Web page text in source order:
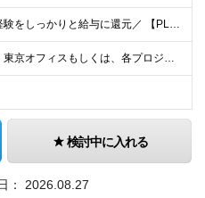
＼あなたの経験をしっかりと給与に還元／ 【PL（プロジェクトリーダー）】 想定年収：560万円～1332万円 基本給（固定残業代、各種手当を除いた額）：40万円～95万2,000円 【SE（システ
名古屋本社・東京オフィスもしくは、各プロジェクト先での勤務となります。 【名古屋本社】 愛知県名古屋市中区錦一丁目5-11 名古屋伊藤忠ビル 3F 【東京オフィス】 東京都品川区大崎1-6-1 TO
検討中に入れる
： 2026.08.27